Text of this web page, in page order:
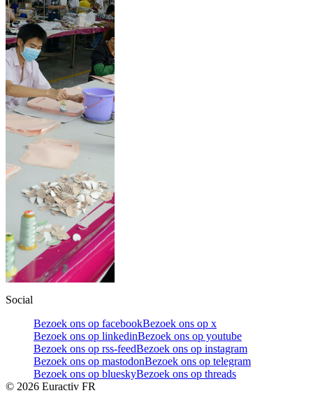
Social
Bezoek ons op facebookBezoek ons op x
Bezoek ons op linkedinBezoek ons op youtube
Bezoek ons op rss-feedBezoek ons op instagram
Bezoek ons op mastodonBezoek ons op telegram
Bezoek ons op blueskyBezoek ons op threads
© 2026 Euractiv FR